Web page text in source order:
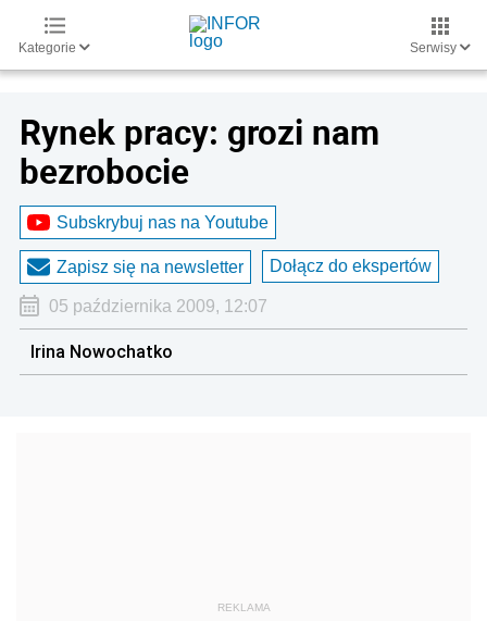
Kategorie Serwisy
Rynek pracy: grozi nam
bezrobocie
Subskrybuj nas na Youtube
Zapisz się na newsletter Dołącz do ekspertów
05 października 2009, 12:07
Irina Nowochatko